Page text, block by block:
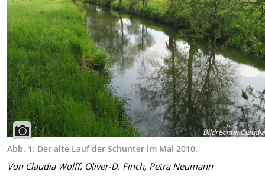
Bildrechte:
Abb. 1: Der alte Lauf der Schunter im Mai 2010.
Von Claudia Wolff, Oliver-D. Finch, Petra Neumann